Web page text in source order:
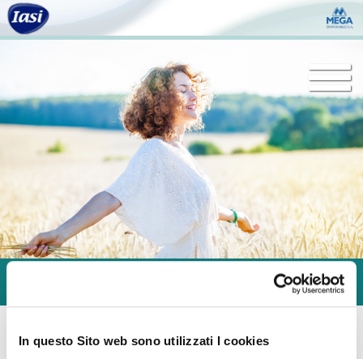
In questo Sito web sono utilizzati I cookies